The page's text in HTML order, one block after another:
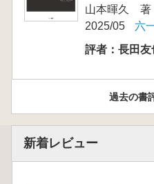
山本暉久 著
2025/05
六
評者：長田友
過去の書
新着レビュー